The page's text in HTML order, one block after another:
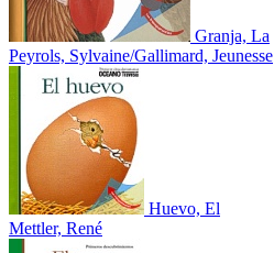
Granja, La
Peyrols, Sylvaine/Gallimard, Jeunesse
Huevo, El
Mettler, René